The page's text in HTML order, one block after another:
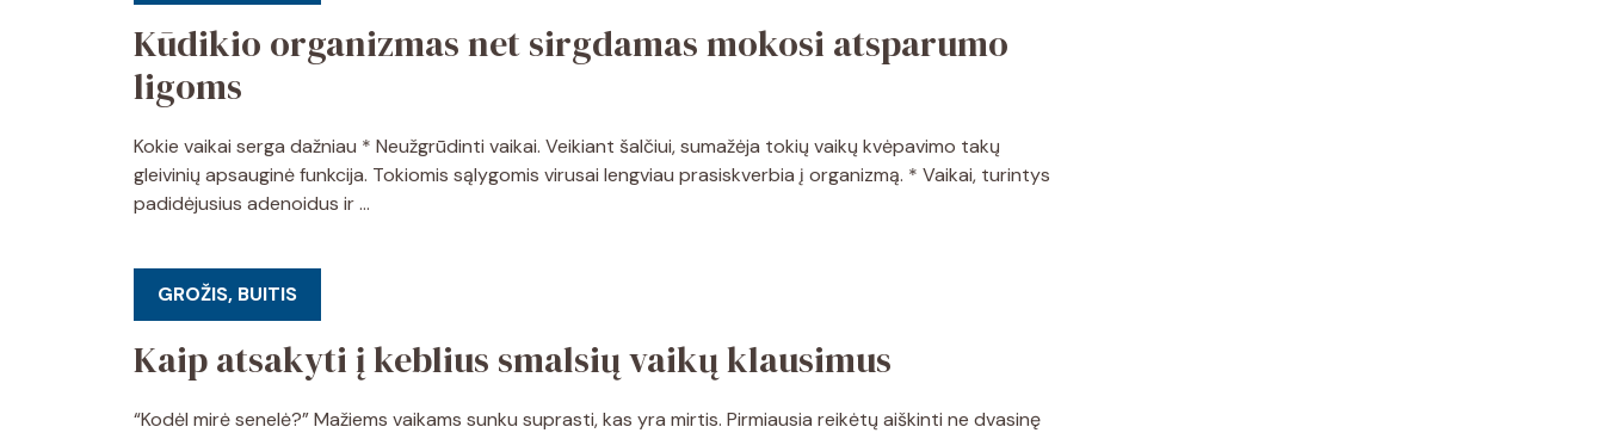
Kūdikio organizmas net sirgdamas mokosi atsparumo
ligoms
Kokie vaikai serga dažniau * Neužgrūdinti vaikai. Veikiant šalčiui, sumažėja tokių vaikų kvėpavimo takų
gleivinių apsauginė funkcija. Tokiomis sąlygomis virusai lengviau prasiskverbia į organizmą. * Vaikai, turintys
padidėjusius adenoidus ir …
GROŽIS, BUITIS
Kaip atsakyti į keblius smalsių vaikų klausimus
“Kodėl mirė senelė?” Mažiems vaikams sunku suprasti, kas yra mirtis. Pirmiausia reikėtų aiškinti ne dvasinę